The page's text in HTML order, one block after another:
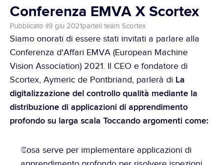
Conferenza EMVA X Scortex
Pubblicato il9 giu 2021parteIl team Scortex
Siamo onorati di essere stati invitati a parlare alla
Conferenza d'Affari EMVA (European Machine
Vision Association) 2021. Il CEO e fondatore di
Scortex, Aymeric de Pontbriand, parlerà di La
digitalizzazione del controllo qualità mediante la
distribuzione di applicazioni di apprendimento
profondo su larga scala Toccando argomenti come:
Cosa serve per implementare applicazioni di